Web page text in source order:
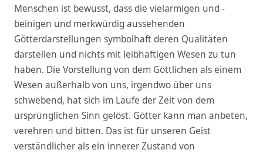
Menschen ist bewusst, dass die vielarmigen und -
beinigen und merkwürdig aussehenden
Götterdarstellungen symbolhaft deren Qualitäten
darstellen und nichts mit leibhaftigen Wesen zu tun
haben. Die Vorstellung von dem Göttlichen als einem
Wesen außerhalb von uns, irgendwo über uns
schwebend, hat sich im Laufe der Zeit von dem
ursprünglichen Sinn gelöst. Götter kann man anbeten,
verehren und bitten. Das ist für unseren Geist
verständlicher als ein innerer Zustand von